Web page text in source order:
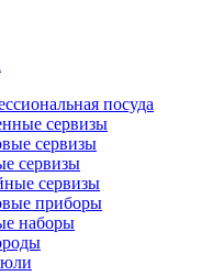
посуда
сервизы
сервизы
сервизы
сервизы
приборы
наборы